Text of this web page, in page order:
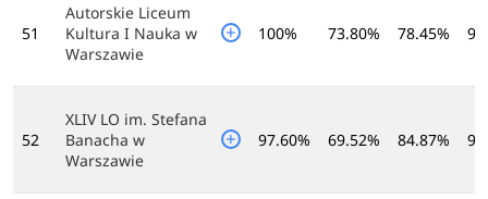
51
Autorskie Liceum
Kultura I Nauka w
Warszawie
100% 73.80% 78.45%
52
XLIV LO im. Stefana
Banacha w
Warszawie
97.60% 69.52% 84.87%